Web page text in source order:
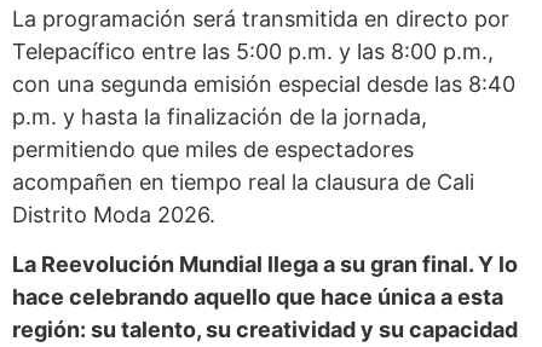
La programación será transmitida en directo por
Telepacífico entre las 5:00 p.m. y las 8:00 p.m.,
con una segunda emisión especial desde las 8:40
p.m. y hasta la finalización de la jornada,
permitiendo que miles de espectadores
acompañen en tiempo real la clausura de Cali
Distrito Moda 2026.
La Reevolución Mundial llega a su gran final. Y lo
hace celebrando aquello que hace única a esta
región: su talento, su creatividad y su capacidad